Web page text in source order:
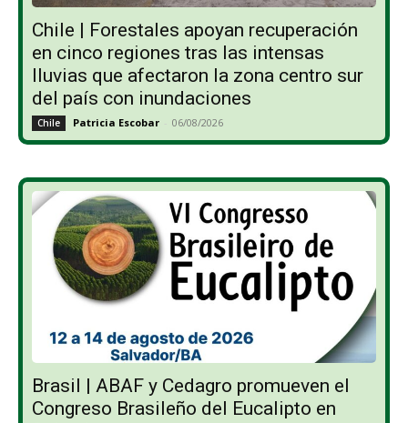
Chile | Forestales apoyan recuperación
en cinco regiones tras las intensas
lluvias que afectaron la zona centro sur
del país con inundaciones
Chile Patricia Escobar - 06/08/2026
Brasil | ABAF y Cedagro promueven el
Congreso Brasileño del Eucalipto en